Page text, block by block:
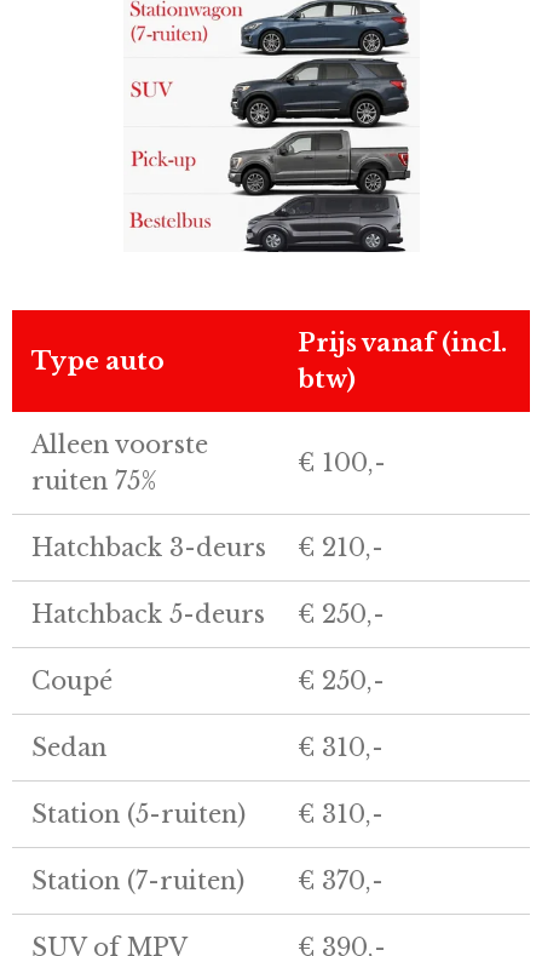
Type auto
Prijs vanaf (incl.
btw)
Alleen voorste
ruiten 75%
€ 100,-
Hatchback 3-deurs € 210,-
Hatchback 5-deurs € 250,-
Coupé € 250,-
Sedan € 310,-
Station (5-ruiten) € 310,-
Station (7-ruiten) € 370,-
SUV of MPV € 390,-